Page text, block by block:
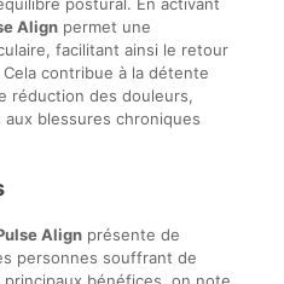
Alignpermet une
facilitant ainsi le retour
contribue à la détente
réduction des douleurs,
blessures chroniques
Alignprésente de
personnes souffrant de